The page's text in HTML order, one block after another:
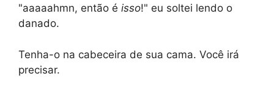
"aaaaahmn, então é isso!" eu soltei lendo o
danado.
Tenha-o na cabeceira de sua cama. Você irá
precisar.